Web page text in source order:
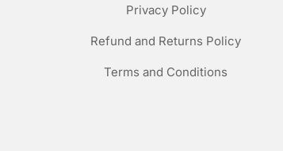
Privacy Policy
Refund and Returns Policy
Terms and Conditions